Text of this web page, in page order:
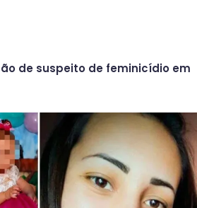
de suspeito de feminicídio em